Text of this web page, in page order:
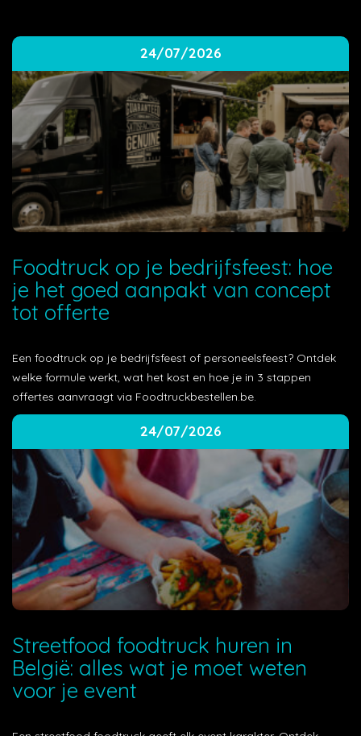
24/07/2026
Foodtruck op je bedrijfsfeest: hoe
je het goed aanpakt van concept
tot offerte
Een foodtruck op je bedrijfsfeest of personeelsfeest? Ontdek
welke formule werkt, wat het kost en hoe je in 3 stappen
offertes aanvraagt via Foodtruckbestellen.be.
24/07/2026
Streetfood foodtruck huren in
België: alles wat je moet weten
voor je event